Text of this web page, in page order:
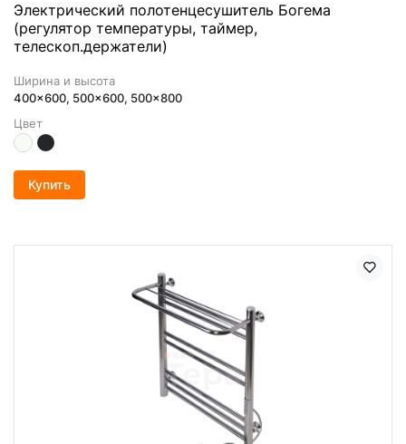
Электрический полотенцесушитель Богема
(регулятор температуры, таймер,
телескоп.держатели)
Ширина и высота
400x600, 500x600, 500x800
Цвет
Купить